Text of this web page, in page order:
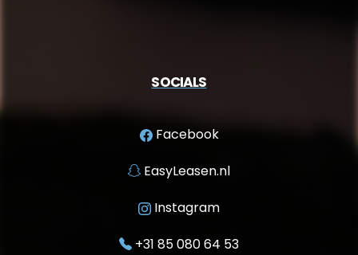
SOCIALS
Facebook
EasyLeasen.nl
Instagram
+31 85 080 64 53